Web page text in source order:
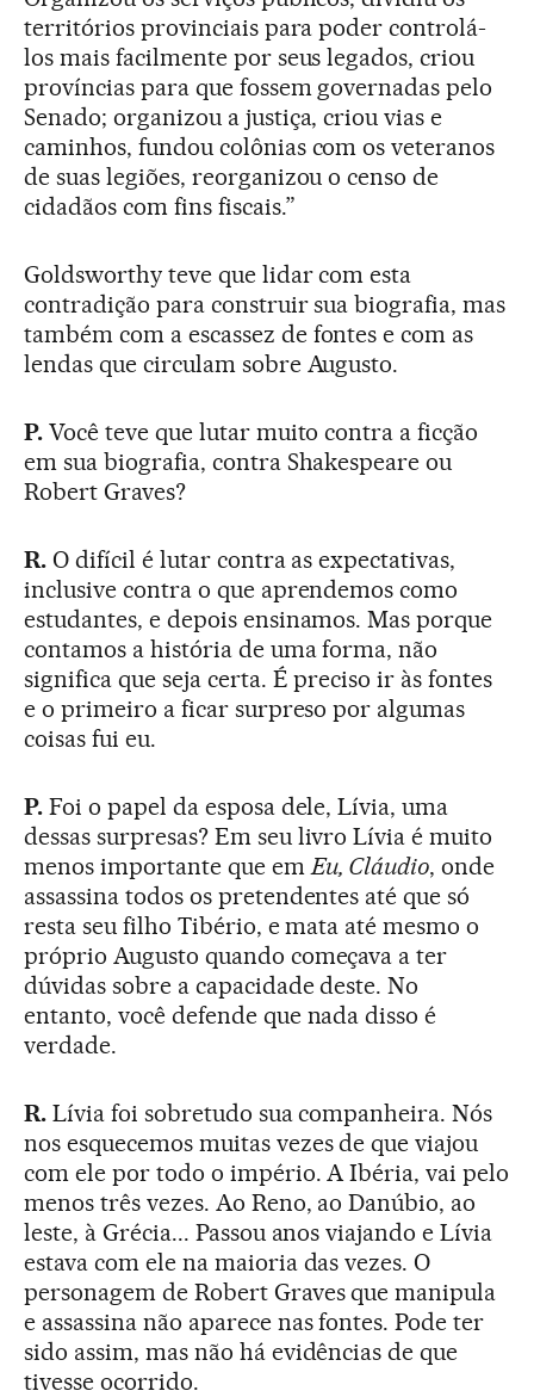
territórios provinciais para poder controlá-
los mais facilmente por seus legados, criou
províncias para que fossem governadas pelo
Senado; organizou a justiça, criou vias e
caminhos, fundou colônias com os veteranos
de suas legiões, reorganizou o censo de
cidadãos com fins fiscais.”
Goldsworthy teve que lidar com esta
contradição para construir sua biografia, mas
também com a escassez de fontes e com as
lendas que circulam sobre Augusto.
P.Você teve que lutar muito contra a ficção
em sua biografia, contra Shakespeare ou
Robert Graves?
R.O difícil é lutar contra as expectativas,
inclusive contra o que aprendemos como
estudantes, e depois ensinamos. Mas porque
contamos a história de uma forma, não
significa que seja certa. É preciso ir às fontes
e o primeiro a ficar surpreso por algumas
coisas fui eu.
P.Foi o papel da esposa dele, Lívia, uma
dessas surpresas? Em seu livro Lívia é muito
menos importante que em Eu, Cláudio, onde
assassina todos os pretendentes até que só
resta seu filho Tibério, e mata até mesmo o
próprio Augusto quando começava a ter
dúvidas sobre a capacidade deste. No
entanto, você defende que nada disso é
verdade.
R.Lívia foi sobretudo sua companheira. Nós
nos esquecemos muitas vezes de que viajou
com ele por todo o império. A Ibéria, vai pelo
menos três vezes. Ao Reno, ao Danúbio, ao
leste, à Grécia... Passou anos viajando e Lívia
estava com ele na maioria das vezes. O
personagem de Robert Graves que manipula
e assassina não aparece nas fontes. Pode ter
sido assim, mas não há evidências de que
tivesse ocorrido.